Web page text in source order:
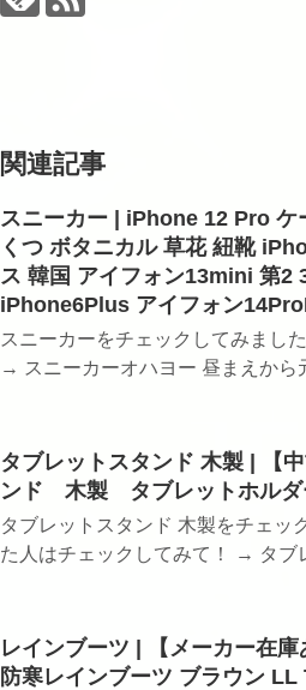
関連記事
スニーカー | iPhone 12 Pro ケ
くつ ボタニカル 草花 紐靴
ス 韓国 アイフォン13mini 第
iPhone6Plus アイフォン
スニーカーをチェックしてみまし
→ スニーカーオハヨー 昼まえから
タブレットスタンド 木製 | 【
ンド 木製 タブレットホル
タブレットスタンド 木製をチェッ
た人はチェックしてみて！ → タブ
レインブーツ | 【メーカー在
防寒レインブーツ ブラウン